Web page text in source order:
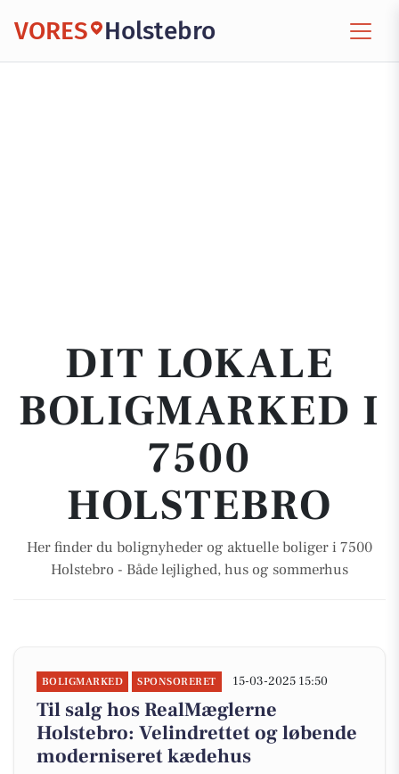
VORES Holstebro
DIT LOKALE
BOLIGMARKED I
7500
HOLSTEBRO
Her finder du bolignyheder og aktuelle boliger i 7500
Holstebro - Både lejlighed, hus og sommerhus
BOLIGMARKED SPONSORERET 15-03-2025 15:50
Til salg hos RealMæglerne
Holstebro: Velindrettet og løbende
moderniseret kædehus